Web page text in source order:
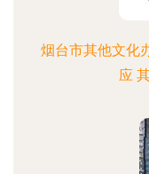
烟台市其他文化
应